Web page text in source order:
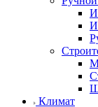
Климат